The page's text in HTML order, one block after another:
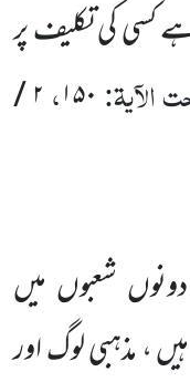
کسی کی تکلیف پر
الآیۃ: ۱۵۰، ۲ /
شعبوں میں
مذہبی لوگ اور